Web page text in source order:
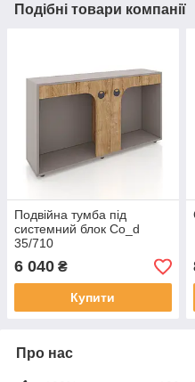
Подібні товари компанії
Подвійна тумба під
системний блок Co_d
35/710
6 040 ₴
Купити
Про нас